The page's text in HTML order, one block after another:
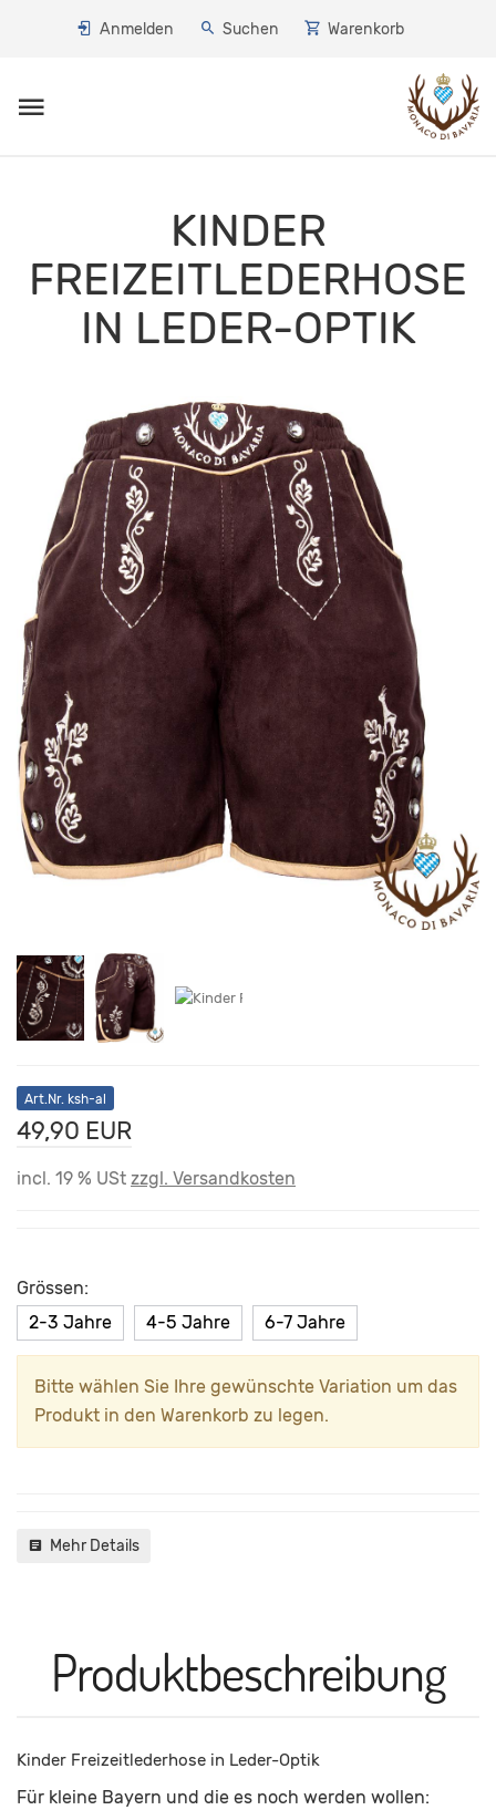
Anmelden Suchen Warenkorb
Toggle navigation
KINDER
FREIZEITLEDERHOSE
IN LEDER-OPTIK
Art.Nr. ksh-al
49,90 EUR
incl. 19 % USt zzgl. Versandkosten
Grössen:
2-3 Jahre
4-5 Jahre 6-7 Jahre
Bitte wählen Sie Ihre gewünschte Variation um das
Produkt in den Warenkorb zu legen.
Mehr Details
Produktbeschreibung
Kinder Freizeitlederhose in Leder-Optik
Für kleine Bayern und die es noch werden wollen: